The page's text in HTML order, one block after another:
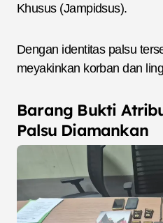
Khusus (Jampidsus).
Dengan identitas palsu
meyakinkan korban dan
Barang Bukti
Palsu Diamankan